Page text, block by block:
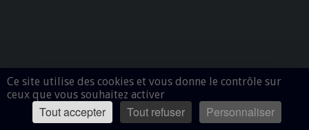
Ce site utilise des cookies et vous donne le contrôle sur
ceux que vous souhaitez activer
Tout accepter Tout refuser Personnaliser